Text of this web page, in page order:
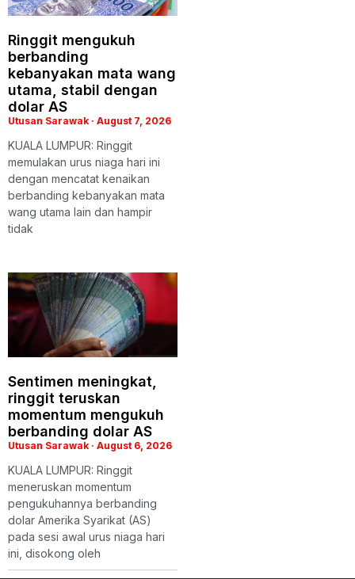
Ringgit mengukuh
berbanding
kebanyakan mata wang
utama, stabil dengan
dolar AS
Utusan Sarawak August 7, 2026
KUALA LUMPUR: Ringgit
memulakan urus niaga hari ini
dengan mencatat kenaikan
berbanding kebanyakan mata
wang utama lain dan hampir
tidak
Sentimen meningkat,
ringgit teruskan
momentum mengukuh
berbanding dolar AS
Utusan Sarawak August 6, 2026
KUALA LUMPUR: Ringgit
meneruskan momentum
pengukuhannya berbanding
dolar Amerika Syarikat (AS)
pada sesi awal urus niaga hari
ini, disokong oleh